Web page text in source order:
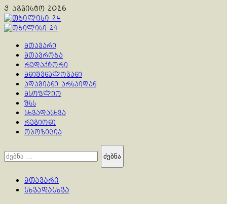
Skip
to
content
9 აგვისტო 2026
Primary
მთავარი
მთავრობა
რედაქტორი
მნიშვნელოვანი
ადამიანი არსაიდან
მსოფლიო
შსს
სხვადასხვა
რეგიონი
ოპოზიცია
ძებნა:
მთავარი
სხვადასხვა